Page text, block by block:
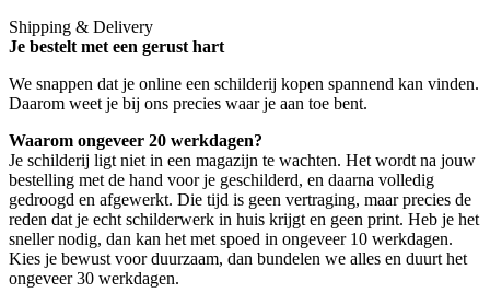
Shipping & Delivery
Je bestelt met een gerust hart
We snappen dat je online een schilderij kopen spannend kan vinden.
Daarom weet je bij ons precies waar je aan toe bent.
Waarom ongeveer 20 werkdagen?
Je schilderij ligt niet in een magazijn te wachten. Het wordt na jouw
bestelling met de hand voor je geschilderd, en daarna volledig
gedroogd en afgewerkt. Die tijd is geen vertraging, maar precies de
reden dat je echt schilderwerk in huis krijgt en geen print. Heb je het
sneller nodig, dan kan het met spoed in ongeveer 10 werkdagen.
Kies je bewust voor duurzaam, dan bundelen we alles en duurt het
ongeveer 30 werkdagen.